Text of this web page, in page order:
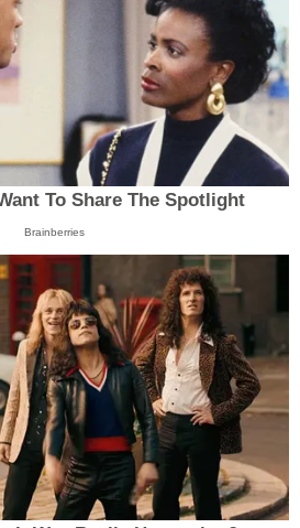
To Share The Spotlight
Brainberries